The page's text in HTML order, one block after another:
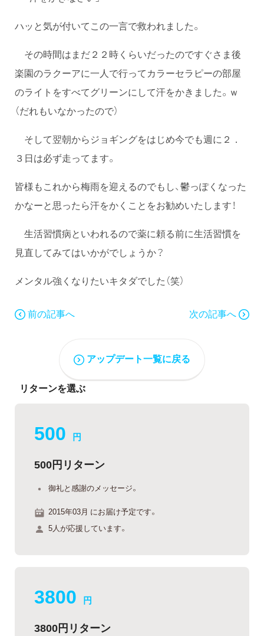
ハッと気が付いてこの一言で救われました。
その時間はまだ２２時くらいだったのですぐさま後
楽園のラクーアに一人で行ってカラーセラピーの部屋
のライトをすべてグリーンにして汗をかきました。ｗ
（だれもいなかったので）
そして翌朝からジョギングをはじめ今でも週に２．
３日は必ず走ってます。
皆様もこれから梅雨を迎えるのでもし、鬱っぽくなった
かなーと思ったら汗をかくことをお勧めいたします！
生活習慣病といわれるので薬に頼る前に生活習慣を
見直してみてはいかがでしょうか？
メンタル強くなりたいキタダでした（笑）
前の記事へ 次の記事へ
アップデート一覧に戻る
リターンを選ぶ
500 円
500円リターン
御礼と感謝のメッセージ。
2015年03月 にお届け予定です。
5人が応援しています。
3800 円
3800円リターン